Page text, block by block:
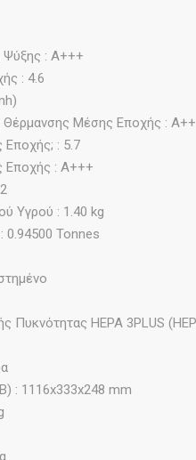
Ψύξης : A+++
: 4.6
Θέρμανσης Μέσης Εποχής : A++
Εποχής; : 5.7
Εποχής : A+++
Υγρού : 1.40 kg
0.94500 Tonnes
Πυκνότητας HEPA 3PLUS
: 1116x333x248 mm